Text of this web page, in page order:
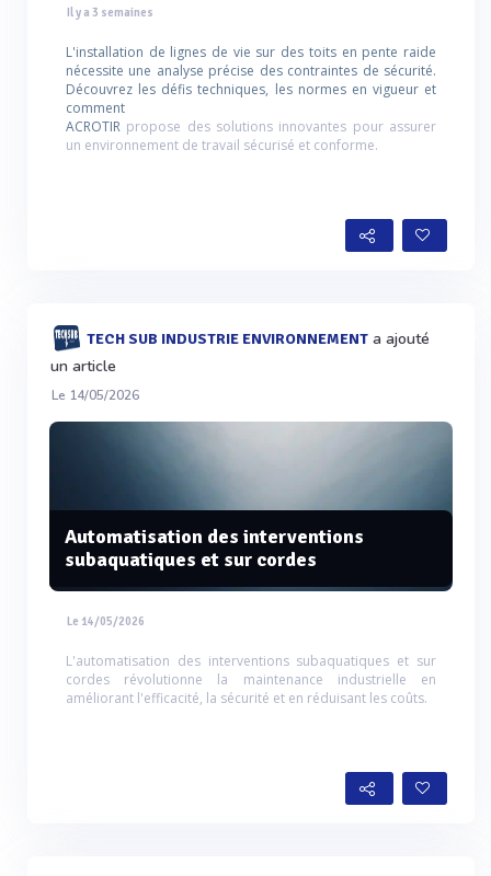
Il y a 3 semaines
L'installation de lignes de vie sur des toits en pente raide
nécessite une analyse précise des contraintes de sécurité.
Découvrez les défis techniques, les normes en vigueur et
comment
ACROTIR propose des solutions innovantes pour assurer
un environnement de travail sécurisé et conforme.
TECH SUB INDUSTRIE ENVIRONNEMENT a ajouté
un article
Le 14/05/2026
Automatisation des interventions
subaquatiques et sur cordes
Le 14/05/2026
L'automatisation des interventions subaquatiques et sur
cordes révolutionne la maintenance industrielle en
améliorant l'efficacité, la sécurité et en réduisant les coûts.